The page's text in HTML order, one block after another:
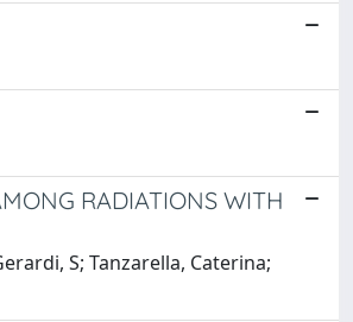
RADIATIONS WITH
S; Tanzarella, Caterina;